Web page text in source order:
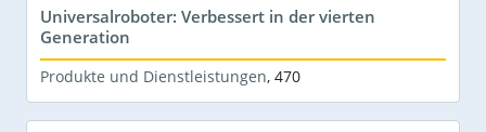
Universalroboter: Verbessert in der vierten
Generation
Produkte und Dienstleistungen, 470